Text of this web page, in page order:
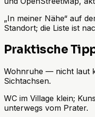
„In meiner Nähe“ auf
Standort; die Liste ist
Praktische
Wohnruhe — nicht laut
Sichtachsen.
WC im Village klein;
unterwegs vom Prater.